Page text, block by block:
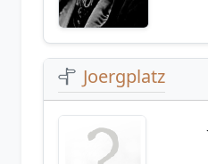
Joergplatz